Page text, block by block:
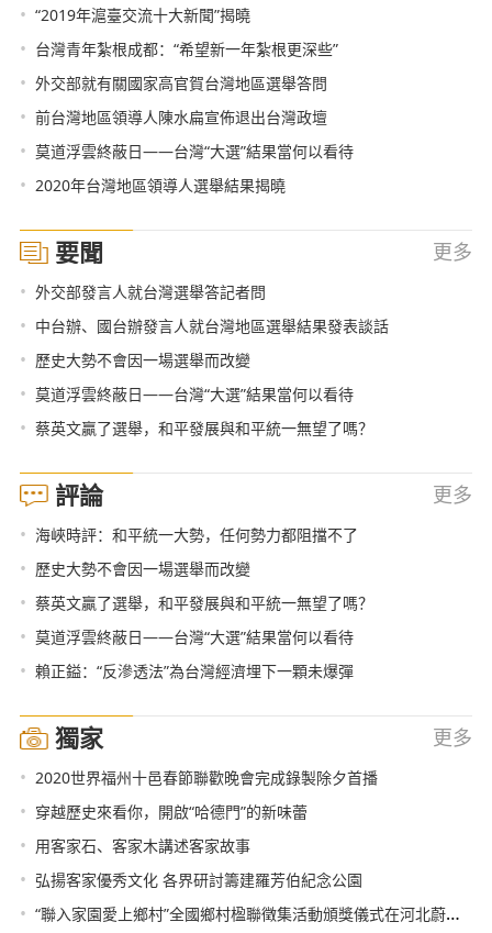
• “2019年滬臺交流十大新聞”揭曉
• 台灣青年紮根成都：“希望新一年紮根更深些”
• 外交部就有關國家高官賀台灣地區選舉答問
• 前台灣地區領導人陳水扁宣佈退出台灣政壇
• 莫道浮雲終蔽日——台灣“大選”結果當何以看待
• 2020年台灣地區領導人選舉結果揭曉
要聞 更多
• 外交部發言人就台灣選舉答記者問
• 中台辦、國台辦發言人就台灣地區選舉結果發表談話
• 歷史大勢不會因一場選舉而改變
• 莫道浮雲終蔽日——台灣“大選”結果當何以看待
• 蔡英文贏了選舉，和平發展與和平統一無望了嗎？
評論 更多
• 海峽時評：和平統一大勢，任何勢力都阻擋不了
• 歷史大勢不會因一場選舉而改變
• 蔡英文贏了選舉，和平發展與和平統一無望了嗎？
• 莫道浮雲終蔽日——台灣“大選”結果當何以看待
• 賴正鎰：“反滲透法”為台灣經濟埋下一顆未爆彈
獨家 更多
• 2020世界福州十邑春節聯歡晚會完成錄製除夕首播
• 穿越歷史來看你，開啟“哈德門”的新味蕾
• 用客家石、客家木講述客家故事
• 弘揚客家優秀文化 各界研討籌建羅芳伯紀念公園
• “聯入家園愛上鄉村”全國鄉村楹聯徵集活動頒獎儀式在河北蔚縣舉行